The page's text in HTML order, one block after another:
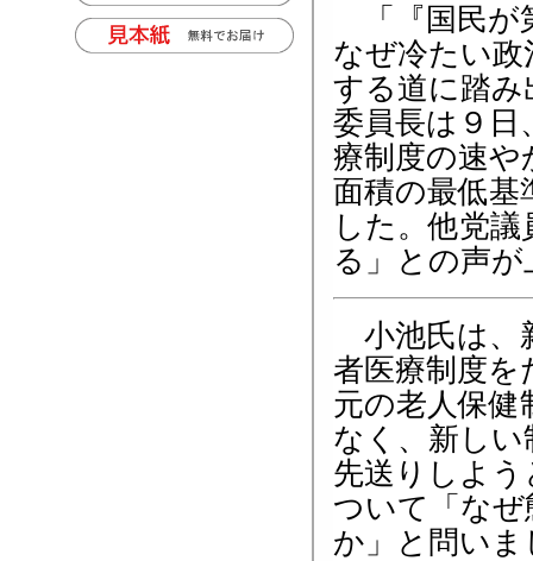
「『国民が
なぜ冷たい
する道に踏み
委員長は９日
療制度の速や
面積の最低基
した。他党
る」との声
小池氏は、
者医療制度を
元の老人保健
なく、新し
先送りしよ
ついて「な
か」と問いま